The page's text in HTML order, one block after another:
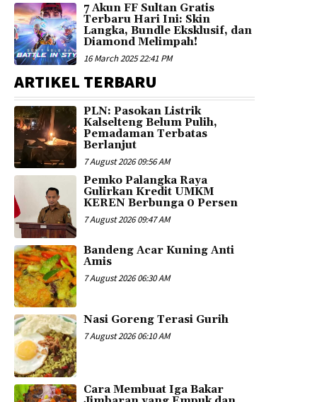
7 Akun FF Sultan Gratis
Terbaru Hari Ini: Skin
Langka, Bundle Eksklusif, dan
Diamond Melimpah!
16 March 2025 22:41 PM
ARTIKEL TERBARU
PLN: Pasokan Listrik
Kalselteng Belum Pulih,
Pemadaman Terbatas
Berlanjut
7 August 2026 09:56 AM
Pemko Palangka Raya
Gulirkan Kredit UMKM
KEREN Berbunga 0 Persen
7 August 2026 09:47 AM
Bandeng Acar Kuning Anti
Amis
7 August 2026 06:30 AM
Nasi Goreng Terasi Gurih
7 August 2026 06:10 AM
Cara Membuat Iga Bakar